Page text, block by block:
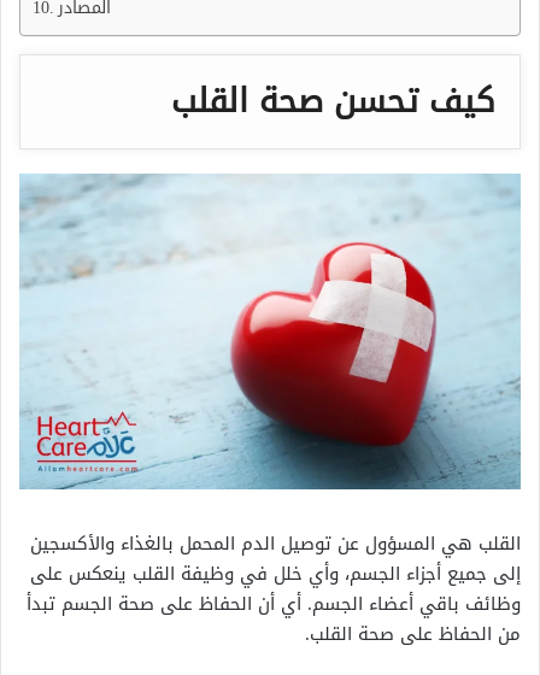
كيف تحسن صحة القلب
القلب هي المسؤول عن توصيل الدم المحمل بالغذاء والأكسجين
إلى جميع أجزاء الجسم، وأي خلل في وظيفة القلب ينعكس على
وظائف باقي أعضاء الجسم. أي أن الحفاظ على صحة الجسم تبدأ
من الحفاظ على صحة القلب.